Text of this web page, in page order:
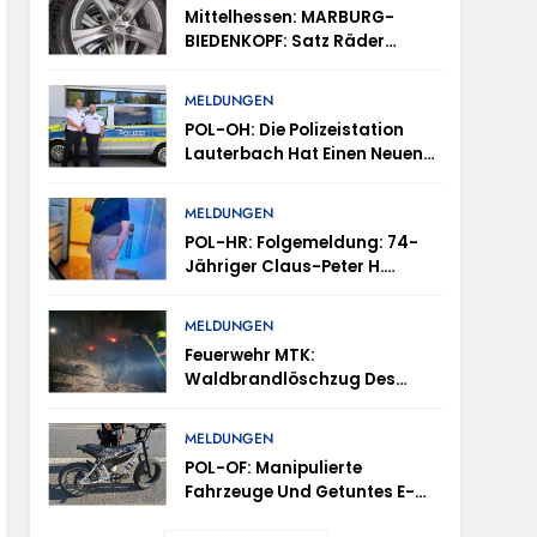
– TRuP-Spezialisten Decken Gleich Mehrere
Vermisst
Und Taunusstein-Seitzenhahn –
Erbeten Und Wer Hat Den Fahrraddieb
Mittelhessen: MARBURG-
BIEDENKOPF: Satz Räder
MELDUNGEN
POL-OH: Die Polizeistation
Lauterbach Hat Einen Neuen
Markus Höfer
MELDUNGEN
POL-HR: Folgemeldung: 74-
Jähriger Claus-Peter H.
Veröffentlichung Eines Fotos
MELDUNGEN
Feuerwehr MTK:
Waldbrandlöschzug Des
Unterstützt Bei Waldbrand Im
Rheingau-Taunus-Kreis –
Rund 45 Einsatzkräfte
Sicherten In Schwierigem
MELDUNGEN
POL-OF: Manipulierte
Fahrzeuge Und Getuntes E-